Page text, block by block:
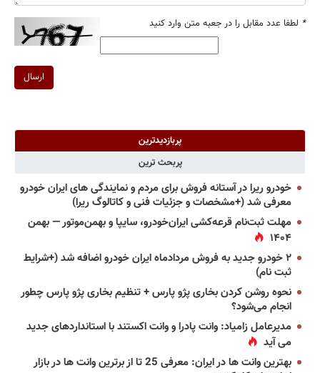
* لطفا عدد مقابل را در جعبه متن وارد کنید
ارسال
پربازدیدترین
پربحث ترین
خودرو ریرا در آستانه فروش برای مردم و نمایندگی های ایران خودرو
معرفی شد (+مشخصات و جزئیات فنی و کاتالوگ ریرا)
مهلت ثبت‌نام قرعه‌کشی ایران‌خودرو، سایپا و بهمن‌موتور — بهمن
۱۴۰۴
۲ خودرو جدید به فروش مردادماه ایران خودرو اضافه شد (+شرایط
ثبت نام)
نحوه روشن کردن بخاری پژو پارس + تنظیم بخاری پژو پارس چطور
انجام می‌شود؟
مدیرعامل زامیاد: وانت پادرا و وانت اکستند با استانداردهای جدید
می آید
بهترین وانت ها در ایران: معرفی 25 تا از برترین وانت ها در بازار